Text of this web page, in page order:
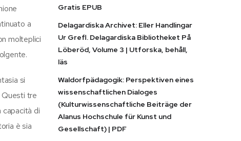
a
molteplici
si
Questi tre
capacità di
è sia
Gratis EPUB
Delagardiska Archivet: Eller Handlingar
Ur Grefl. Delagardiska Bibliotheket På
Löberöd, Volume 3 | Utforska, behåll,
läs
Waldorfpädagogik: Perspektiven eines
wissenschaftlichen Dialoges
(Kulturwissenschaftliche Beiträge der
Alanus Hochschule für Kunst und
Gesellschaft) | PDF